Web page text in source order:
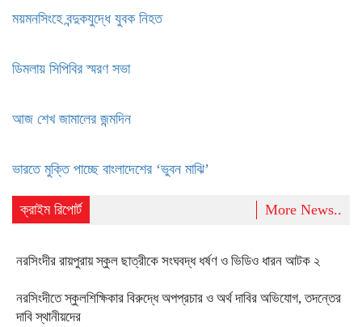
ময়মনসিংহে বন্দুকযুদ্ধে যুবক নিহত
ডিমলায় সিপিবির স্মরণ সভা
আজ শেখ জামালের জন্মদিন
ভারতে মুক্তি পাচ্ছে বাংলাদেশের ‘ভুবন মাঝি’
ক্রাইম রিপোর্ট More News..
নরসিংদীর রায়পুরায় স্কুল ছাত্রীকে সংঘবদ্ধ ধর্ষণ ও ভিডিও ধারন আটক ২
নরসিংদীতে স্কুলশিক্ষিকার বিরুদ্ধে অপপ্রচার ও অর্থ দাবির অভিযোগ, তদন্তের
দাবি স্থানীয়দের